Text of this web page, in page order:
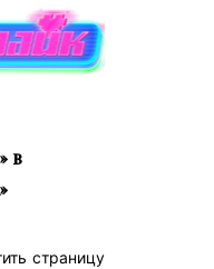
в
страницу